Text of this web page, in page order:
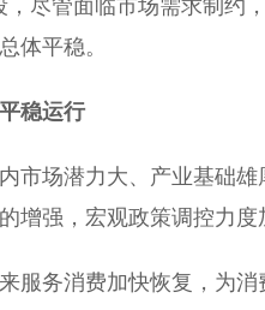
，尽管面临市场需求制约
体平稳。
稳运行
场潜力大、产业基础雄
增强，宏观政策调控力度
务消费加快恢复，为消